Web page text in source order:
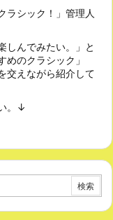
ラシック！」管理人
しんでみたい。」と
のクラシック」
交えながら紹介して
。↓